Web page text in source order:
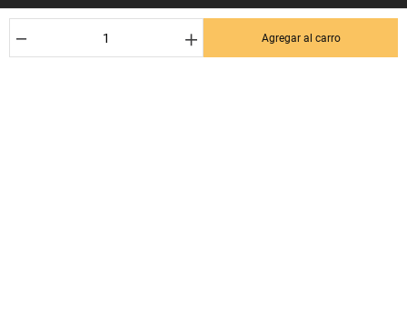
＋
－ Agregar al carro
Quiero recibir el newsletter con promociones.